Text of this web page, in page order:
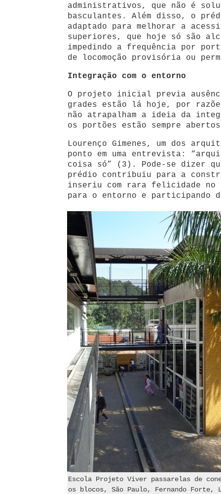
administrativos, que não é
basculantes. Além disso, o
adaptado para melhorar a
superiores, que hoje só são
impedindo a frequência por
de locomoção provisória ou
Integração com o entorno
O projeto inicial previa
grades estão lá hoje, por
não atrapalham a ideia da
os portões estão sempre
Lourenço Gimenes, um dos
ponto em uma entrevista:
coisa só” (3). Pode-se dizer
prédio contribuiu para a
inseriu com rara felicidade no
para o entorno e participando
Escola Projeto Viver passarelas de
os blocos, São Paulo, Fernando Forte,